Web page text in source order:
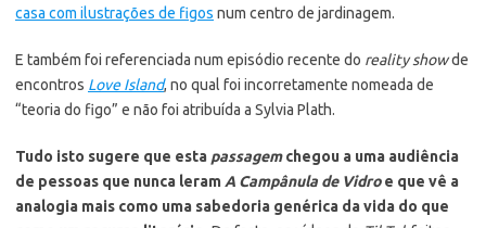
casa com ilustrações de figos num centro de jardinagem.
E também foi referenciada num episódio recente do reality showde
encontros Love Island, no qual foi incorretamente nomeada de
“teoria do figo” e não foi atribuída a Sylvia Plath.
Tudo isto sugere que esta passagemchegou a uma audiência
de pessoas que nunca leram A Campânula de Vidroe que vê a
analogia mais como uma sabedoria genérica da vida do que